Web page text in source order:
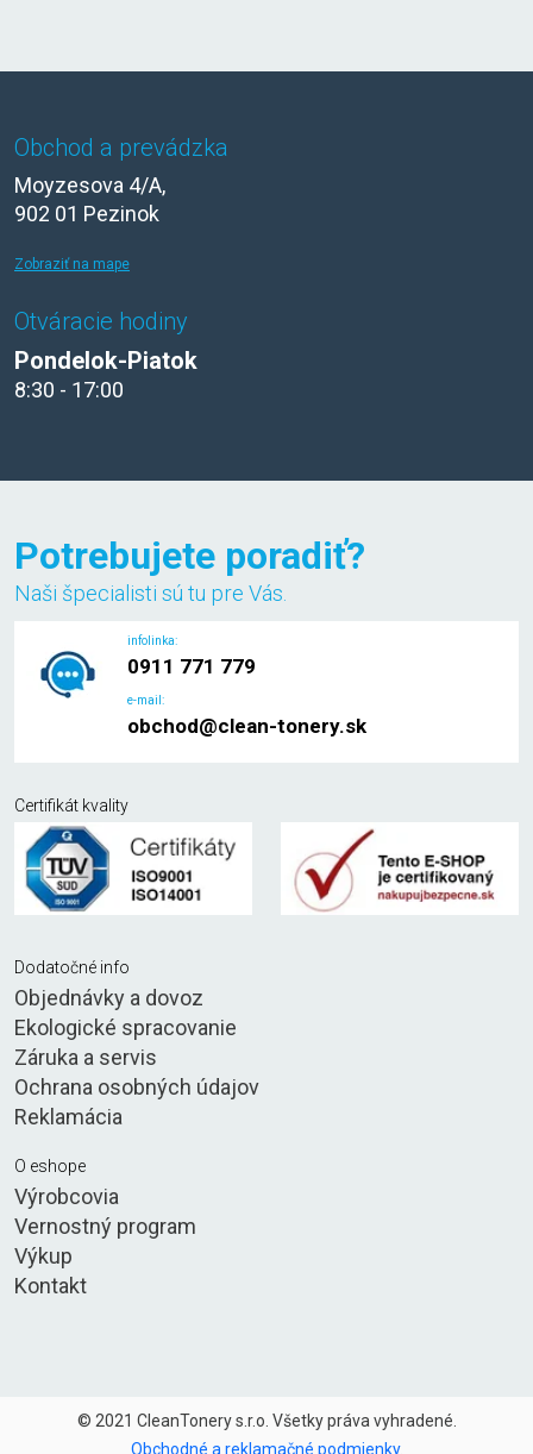
Obchod a prevádzka
Moyzesova 4/A,
902 01 Pezinok
Zobraziť na mape
Otváracie hodiny
Pondelok-Piatok
8:30 - 17:00
Potrebujete poradiť?
Naši špecialisti sú tu pre Vás.
infolinka:
0911 771 779
e-mail:
obchod@clean-tonery.sk
Certifikát kvality
Dodatočné info
Objednávky a dovoz
Ekologické spracovanie
Záruka a servis
Ochrana osobných údajov
Reklamácia
O eshope
Výrobcovia
Vernostný program
Výkup
Kontakt
© 2021 CleanTonery s.r.o. Všetky práva vyhradené.
Obchodné a reklamačné podmienky.